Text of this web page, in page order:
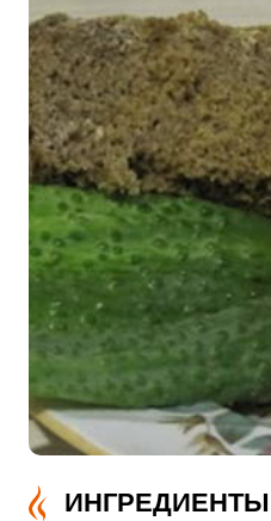
ИНГРЕДИЕНТЫ